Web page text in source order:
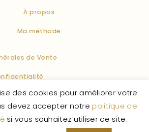
À propos
Ma méthode
de Vente
Mentions légales F.A.Q
des cookies pour améliorer votre
devez accepter notre politique de
si vous souhaitez utiliser ce site.